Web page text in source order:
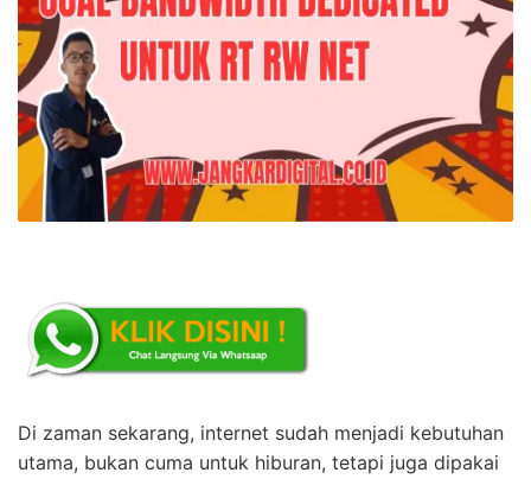
Di zaman sekarang, internet sudah menjadi kebutuhan
utama, bukan cuma untuk hiburan, tetapi juga dipakai